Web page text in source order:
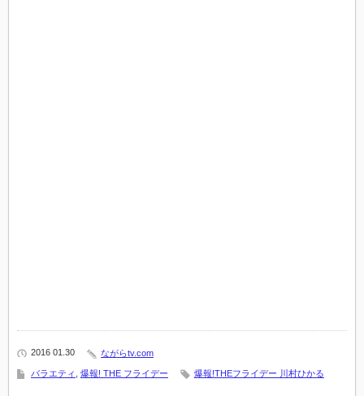
2016 01.30 ながらtv.com
バラエティ 爆報! THE フライデー 爆報!THEフライデー 川村ひかる